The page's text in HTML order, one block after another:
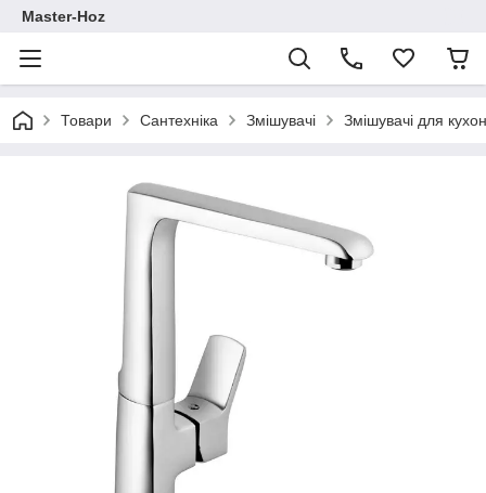
Master-Hoz
Товари Сантехніка Змішувачі Змішувачі для